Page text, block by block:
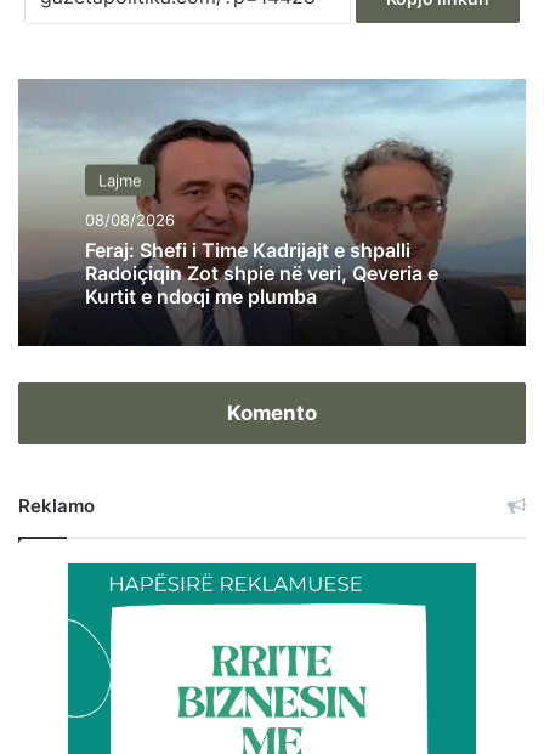
Lajme
08/08/2026
Feraj: Shefi i Time Kadrijajt e shpalli
Radoiçiqin Zot shpie në veri, Qeveria e
Kurtit e ndoqi me plumba
Komento
Reklamo